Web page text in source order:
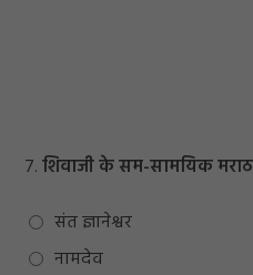
7.शिवाजी के सम-सामयिक
संत ज्ञानेश्वर
नामदेव